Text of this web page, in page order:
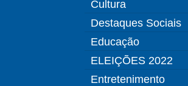
Cultura
Destaques Sociais
Educação
ELEIÇÕES 2022
Entretenimento